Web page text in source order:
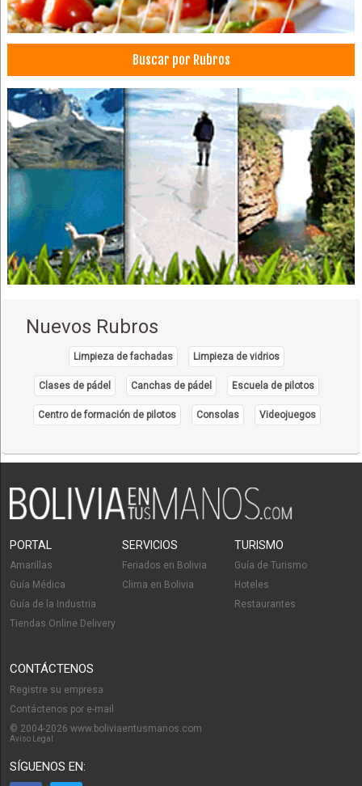
Buscar por Rubros
Nuevos Rubros
Limpieza de fachadas Limpieza de vidrios
Clases de pádel Canchas de pádel Escuela de pilotos
Centro de formación de pilotos Consolas Videojuegos
PORTAL
Amarillas
Guía Médica
Guía de la Industria
Tiendas Online Delivery
SERVICIOS
Feriados en Bolivia
Clima en Bolivia
TURISMO
Guía de Turismo
Hoteles
Restaurantes
CONTÁCTENOS
Registre su empresa
Contáctenos por e-mail
© 2004-2026 www.boliviaentusmanos.com
Aviso Legal
SÍGUENOS EN: